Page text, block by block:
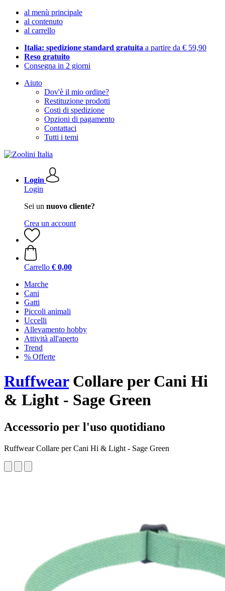
al menù principale
al contenuto
al carrello
Italia: spedizione standard gratuita a partire da € 59,90
Reso gratuito
Consegna in 2 giorni
Aiuto
Dov'è il mio ordine?
Restituzione prodotti
Costi di spedizione
Opzioni di pagamento
Contattaci
Tutti i temi
Login
Login
Sei un nuovo cliente?
Crea un account
Carrello € 0,00
Marche
Cani
Gatti
Piccoli animali
Uccelli
Allevamento hobby
Attività all'aperto
Trend
% Offerte
RuffwearCollare per Cani Hi
& Light - Sage Green
Accessorio per l'uso quotidiano
Ruffwear Collare per Cani Hi & Light - Sage Green